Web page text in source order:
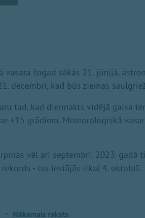
vasara šogad sākās 21. jūnijā,
decembrī, kad būs ziemas
tad, kad diennakts vidējā gaisa
+15 grādiem. Meteoroloģiskā
vēl arī septembrī. 2023. gadā
- tas iestājās tikai 4. oktobrī.
Nākamais raksts